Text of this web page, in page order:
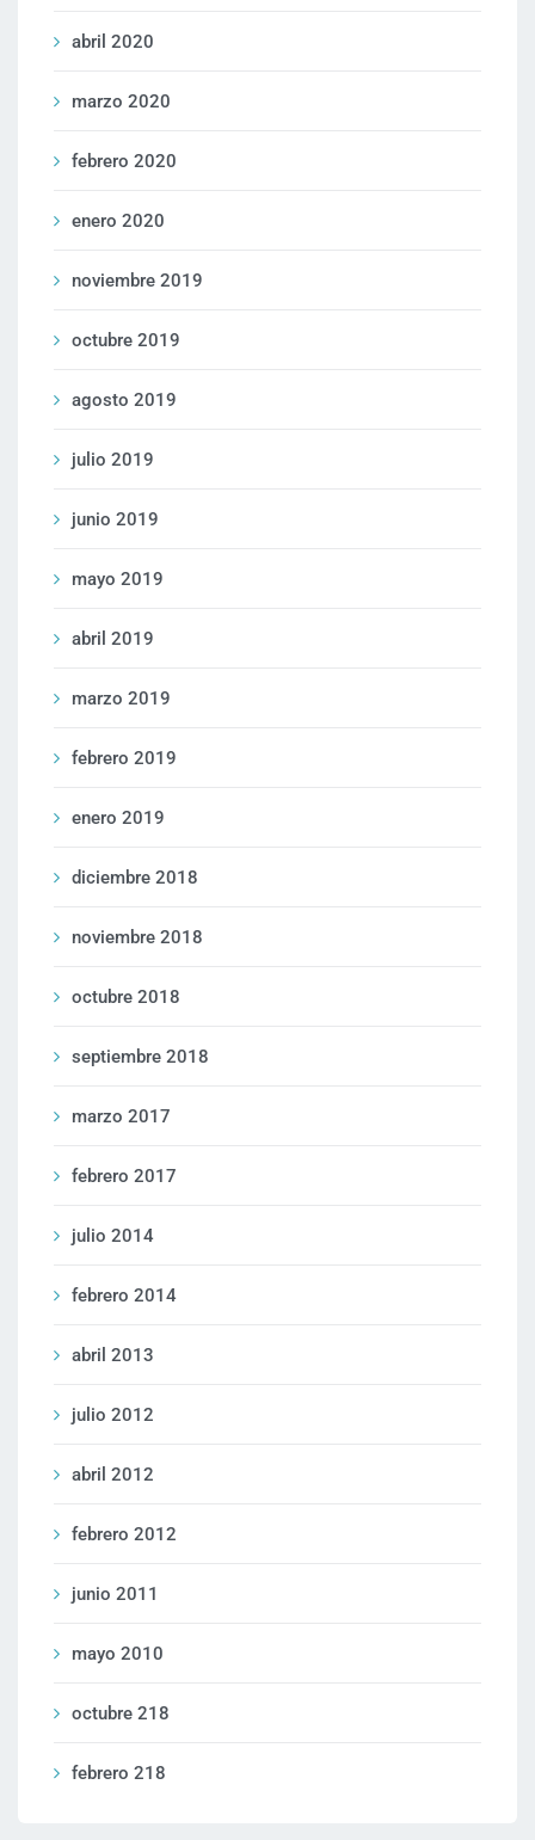
abril 2020
marzo 2020
febrero 2020
enero 2020
noviembre 2019
octubre 2019
agosto 2019
julio 2019
junio 2019
mayo 2019
abril 2019
marzo 2019
febrero 2019
enero 2019
diciembre 2018
noviembre 2018
octubre 2018
septiembre 2018
marzo 2017
febrero 2017
julio 2014
febrero 2014
abril 2013
julio 2012
abril 2012
febrero 2012
junio 2011
mayo 2010
octubre 218
febrero 218